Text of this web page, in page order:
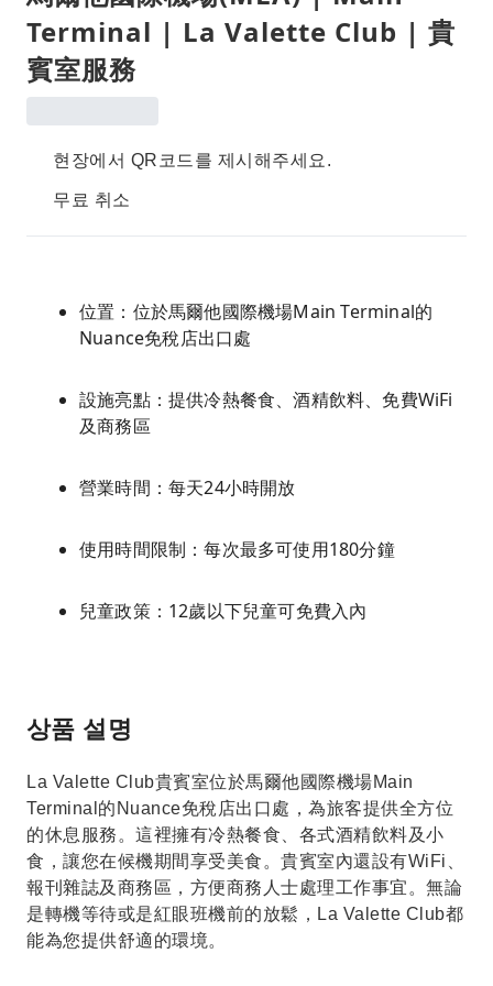
Terminal | La Valette Club | 貴
賓室服務
현장에서 QR코드를 제시해주세요.
무료 취소
位置：位於馬爾他國際機場Main Terminal的
Nuance免稅店出口處
設施亮點：提供冷熱餐食、酒精飲料、免費WiFi
及商務區
營業時間：每天24小時開放
使用時間限制：每次最多可使用180分鐘
兒童政策：12歲以下兒童可免費入內
상품 설명
La Valette Club貴賓室位於馬爾他國際機場Main
Terminal的Nuance免稅店出口處，為旅客提供全方位
的休息服務。這裡擁有冷熱餐食、各式酒精飲料及小
食，讓您在候機期間享受美食。貴賓室內還設有WiFi、
報刊雜誌及商務區，方便商務人士處理工作事宜。無論
是轉機等待或是紅眼班機前的放鬆，La Valette Club都
能為您提供舒適的環境。